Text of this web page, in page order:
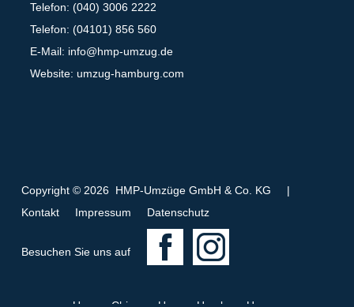
Telefon: (040) 3006 2222
Telefon: (04101) 856 560
E-Mail: info@hmp-umzug.de
Website: umzug-hamburg.com
Copyright © 2026 HMP-Umzüge GmbH & Co. KG
|
Kontakt
Impressum Datenschutz
Besuchen Sie uns auf